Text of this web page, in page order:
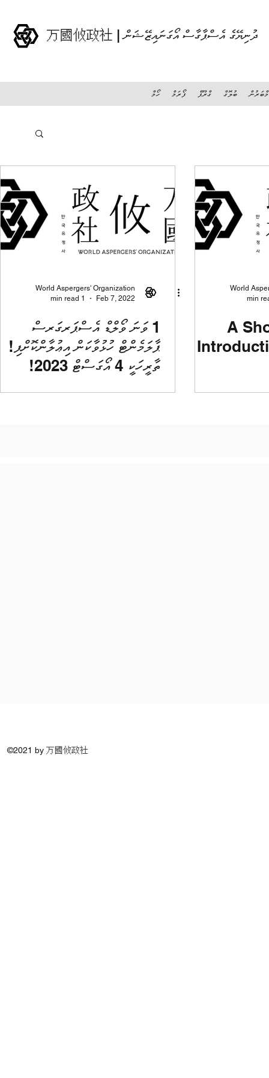
万國攸政社 | ދުނިޔޭގެ އެސްޕާގާސް އޯގަނައިޒޭޝަން
ހޯމް ފޯރަމް ގްރޫޕް ބުލޮގް
World
A
World Aspergers' Organization
Feb 7, 2022
1 min read
1 ވަނަ ވޯލްޑް އެސްޕަރގަރސް
ޕާލަމެންޓް ހުޅުވާކަން އިޢުލާންކޮށްފި!
ތާރީހަކީ 4 އޯގަސްޓް 2023!
©2021 by 万國攸政社